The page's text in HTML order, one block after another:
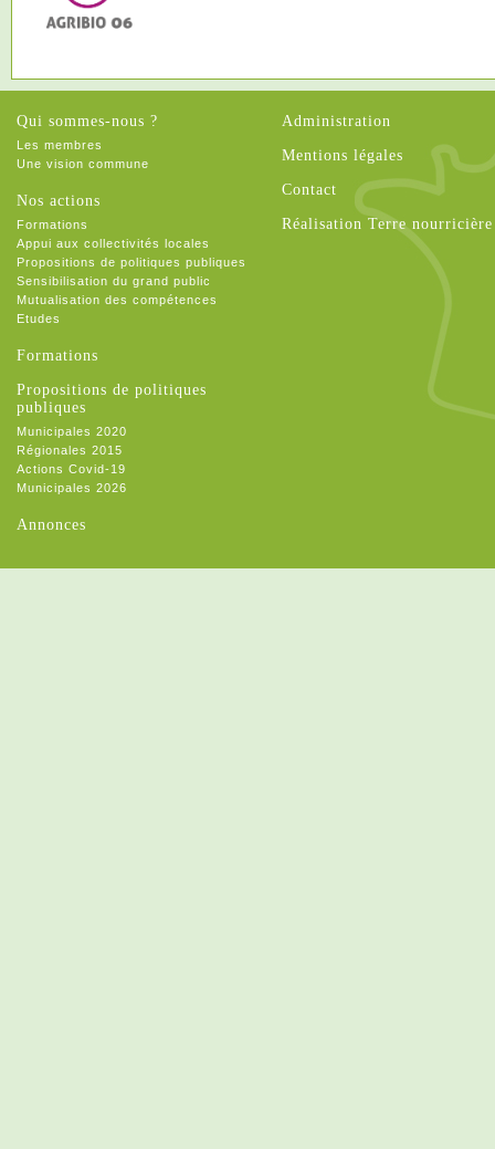
Qui sommes-nous ?
Les membres
Une vision commune
Nos actions
Formations
Appui aux collectivités locales
Propositions de politiques publiques
Sensibilisation du grand public
Mutualisation des compétences
Etudes
Formations
Propositions de politiques
publiques
Municipales 2020
Régionales 2015
Actions Covid-19
Municipales 2026
Annonces
Administration
Mentions légales
Contact
Réalisation Terre nourricière